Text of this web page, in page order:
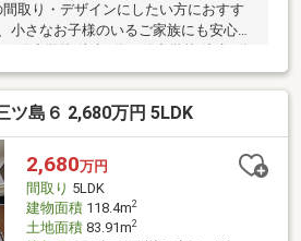
取り・デザインにしたい方におすす
小さなお子様のいるご家族にも安心の
寺方店や関西スーパー西郷店が徒歩圏
も便利♪・約13帖のLDK＋WIC付き
♪・日当たりの良い広々バルコニー付
数が多く、在宅ワークや子ども部屋に
×落ち着いた住環境」を兼ね備えた物件
らに魅力が広がる住まいです♪
ツ島６ 2,680万円 5LDK
2,680万円
間取り 5LDK
建物面積118.4m2
土地面積83.91m2